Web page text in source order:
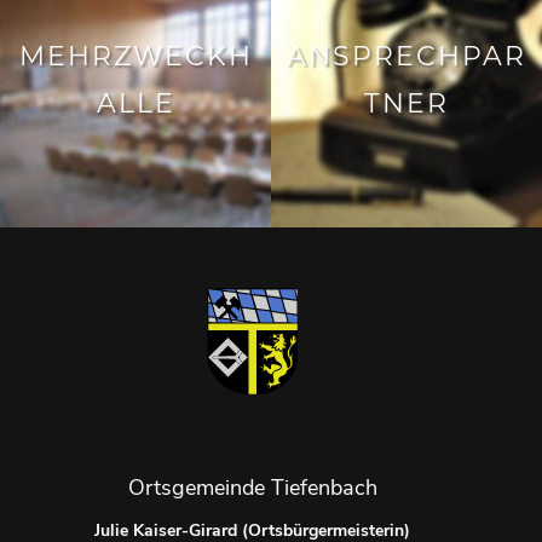
MEHRZWECKH
ALLE
ANSPRECHPAR
TNER
Ortsgemeinde Tiefenbach
Julie Kaiser-Girard (Ortsbürgermeisterin)